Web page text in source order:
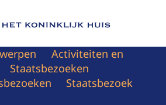
van Het Koninklijk Huis
Activiteiten en
Staatsbezoeken
Staatsbezoek